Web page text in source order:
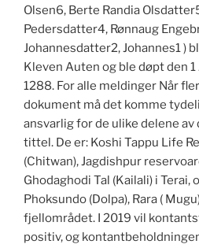
Olsen6, Berte Randia
Pedersdatter4, Rønnaug
Johannesdatter2, Johannes1 )
Kleven Auten og ble døpt den
1288. For alle meldinger Når
dokument må det komme
ansvarlig for de ulike delene
tittel. De er: Koshi Tappu Life
(Chitwan), Jagdishpur
Ghodaghodi Tal (Kailali) i Terai,
Phoksundo (Dolpa), Rara (
fjellområdet. I 2019 vil
positiv, og